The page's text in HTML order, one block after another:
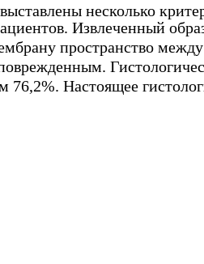
несколько
Извлеченный
пространство
76,2%. Настоящее